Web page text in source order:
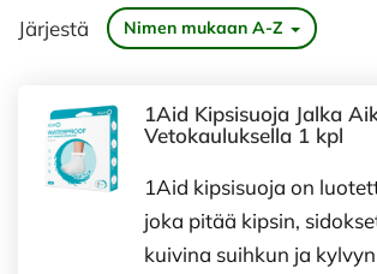
Järjestä Nimen mukaan A-Z
1Aid Kipsisuoja Jalka
Vetokauluksella 1 kpl
1Aid kipsisuoja on
joka pitää kipsin,
kuivina suihkun ja